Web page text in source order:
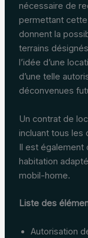
nécessaire de
permettant
donnent la
terrains
l’idée d’une
d’une telle
déconvenues
Un contrat de
incluant tous les
Il est également
habitation
mobil-home.
Liste des
Autorisation